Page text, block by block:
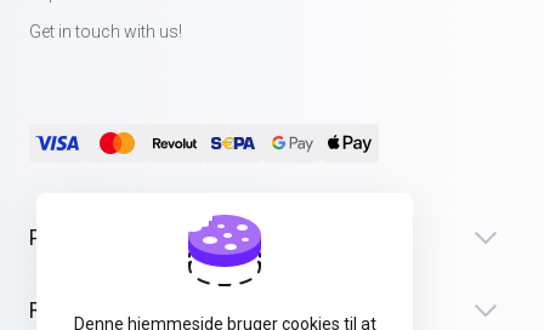
Get in touch with us!
Products
Recursos
Denne hjemmeside bruger cookies til at